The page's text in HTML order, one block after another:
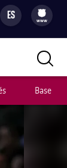
ES
filled-badge
www
Base